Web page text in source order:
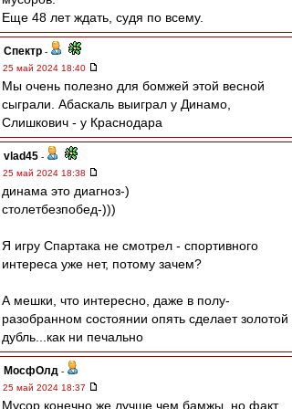
Еще 48 лет ждать, судя по всему.
Спектр -
25 май 2024 18:40
Мы очень полезно для бомжей этой весной
сыграли. Абаскаль выиграл у Динамо,
Слишкович - у Краснодара
vlad45 -
25 май 2024 18:38
динама это диагноз-)
столетбезпобед-)))
Я игру Спартака не смотрел - спортивного
интереса уже нет, потому зачем?
А мешки, что интересно, даже в полу-
разобранном состоянии опять сделает золотой
дубль...как ни печально
МосфОлд -
25 май 2024 18:37
Мусор конечно же лучше чем бамжы, но факт